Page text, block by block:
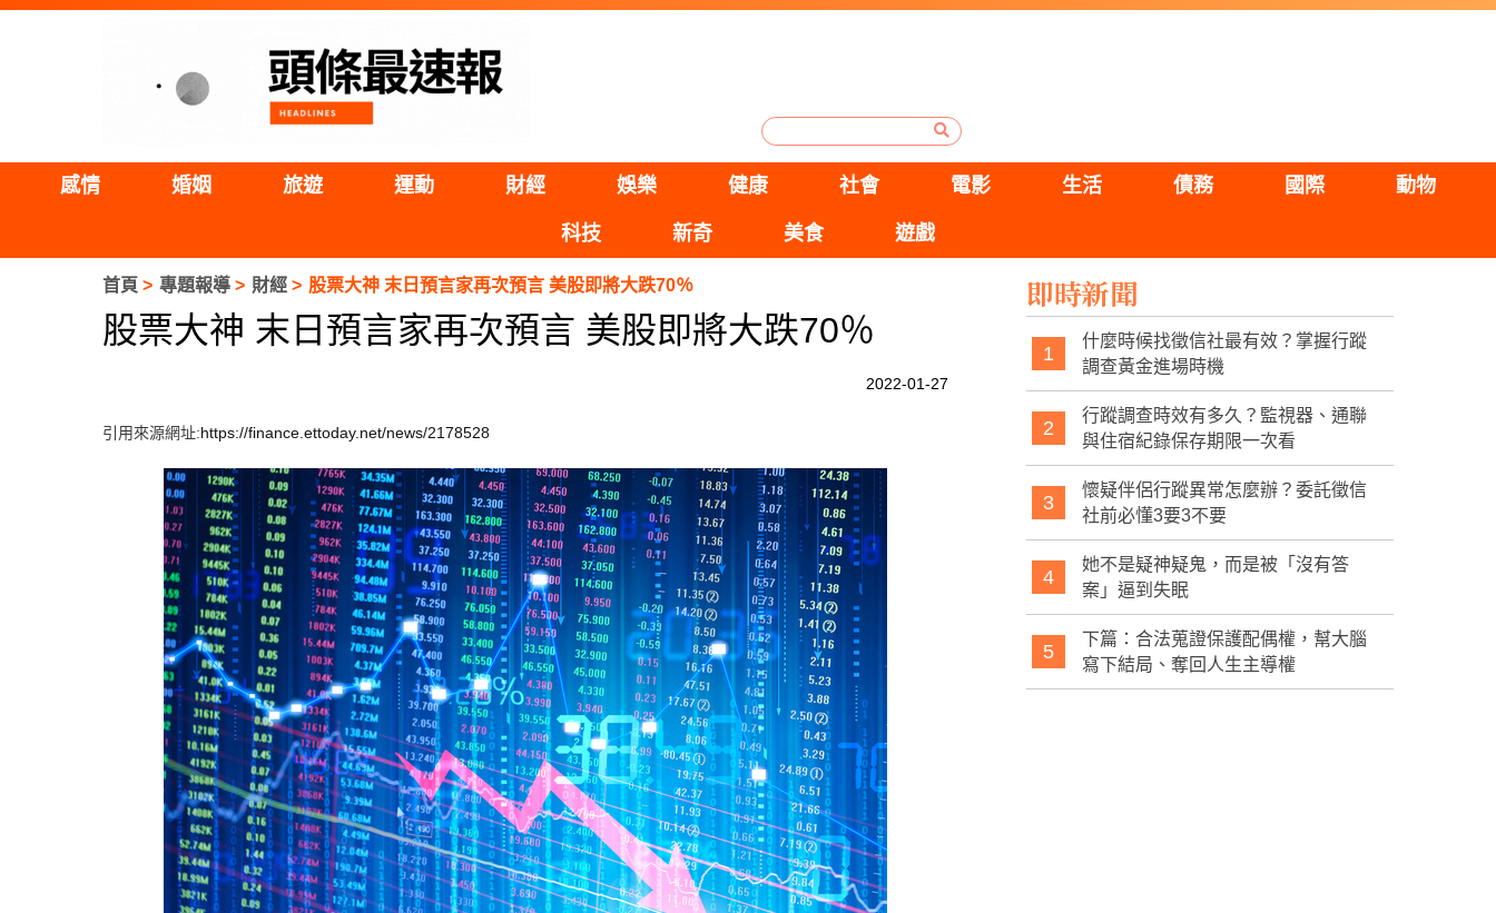
感情 婚姻 旅遊 運動 財經 娛樂 健康 社會 電影 生活 債務 國際 動物
科技 新奇 美食 遊戲
首頁 專題報導 財經 股票大神 末日預言家再次預言 美股即將大跌70％
股票大神 末日預言家再次預言 美股即將大跌70％
2022-01-27
引用來源網址:https://finance.ettoday.net/news/2178528
即時新聞
1
什麼時候找徵信社最有效？掌握行蹤
調查黃金進場時機
2
行蹤調查時效有多久？監視器、通聯
與住宿紀錄保存期限一次看
3
懷疑伴侶行蹤異常怎麼辦？委託徵信
社前必懂3要3不要
4
她不是疑神疑鬼，而是被「沒有答
案」逼到失眠
5
下篇：合法蒐證保護配偶權，幫大腦
寫下結局、奪回人生主導權